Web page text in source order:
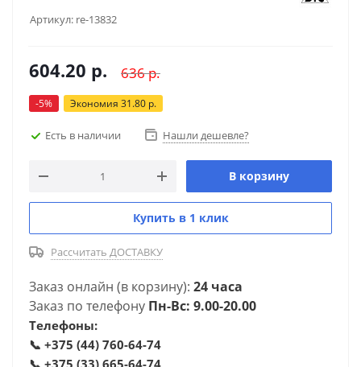
Артикул: re-13832
604.20 р. 636р.
-5% Экономия 31.80 р.
Есть в наличии Нашли дешевле?
В корзину
Купить в 1 клик
Рассчитать ДОСТАВКУ
Заказ онлайн (в корзину): 24 часа
Заказ по телефону Пн-Вс: 9.00-20.00
Телефоны:
📞 +375 (44) 760-64-74
📞 +375 (33) 665-64-74